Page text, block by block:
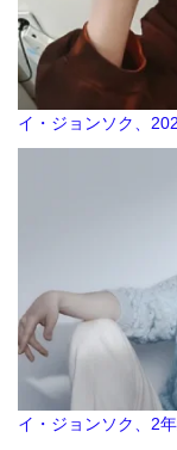
イ・ジョンソク、
イ・ジョンソク、2